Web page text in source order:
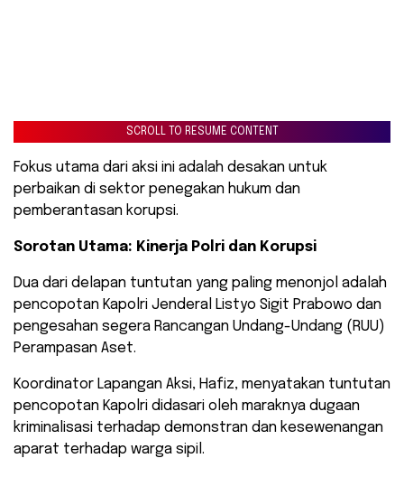
SCROLL TO RESUME CONTENT
Fokus utama dari aksi ini adalah desakan untuk
perbaikan di sektor penegakan hukum dan
pemberantasan korupsi.
Sorotan Utama: Kinerja Polri dan Korupsi
​Dua dari delapan tuntutan yang paling menonjol adalah
pencopotan Kapolri Jenderal Listyo Sigit Prabowo dan
pengesahan segera Rancangan Undang-Undang (RUU)
Perampasan Aset.
​Koordinator Lapangan Aksi, Hafiz, menyatakan tuntutan
pencopotan Kapolri didasari oleh maraknya dugaan
kriminalisasi terhadap demonstran dan kesewenangan
aparat terhadap warga sipil.